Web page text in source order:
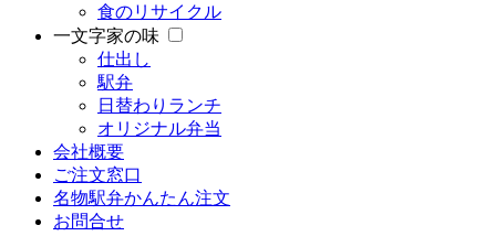
食のリサイクル
一文字家の味
仕出し
駅弁
日替わりランチ
オリジナル弁当
会社概要
ご注文窓口
名物駅弁かんたん注文
お問合せ